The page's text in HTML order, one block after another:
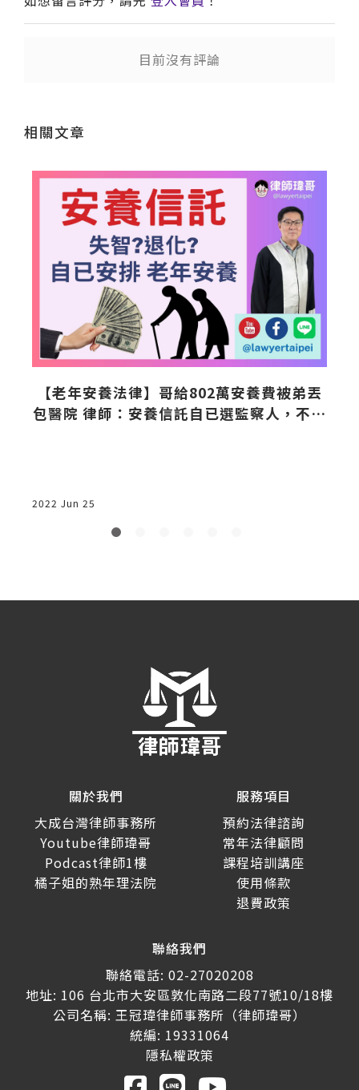
目前沒有評論
相關文章
【老年安養法律】哥給802萬安養費被弟丟
包醫院 律師：安養信託自已選監察人，不要
2022 Jun 25
關於我們
大成台灣律師事務所
Youtube律師瑋哥
Podcast律師1樓
橘子姐的熟年理法院
服務項目
預約法律諮詢
常年法律顧問
課程培訓講座
使用條款
退費政策
聯絡我們
聯絡電話: 02-27020208
地址: 106 台北市大安區敦化南路二段77號10/18樓
公司名稱: 王冠瑋律師事務所（律師瑋哥）
統編: 19331064
隱私權政策